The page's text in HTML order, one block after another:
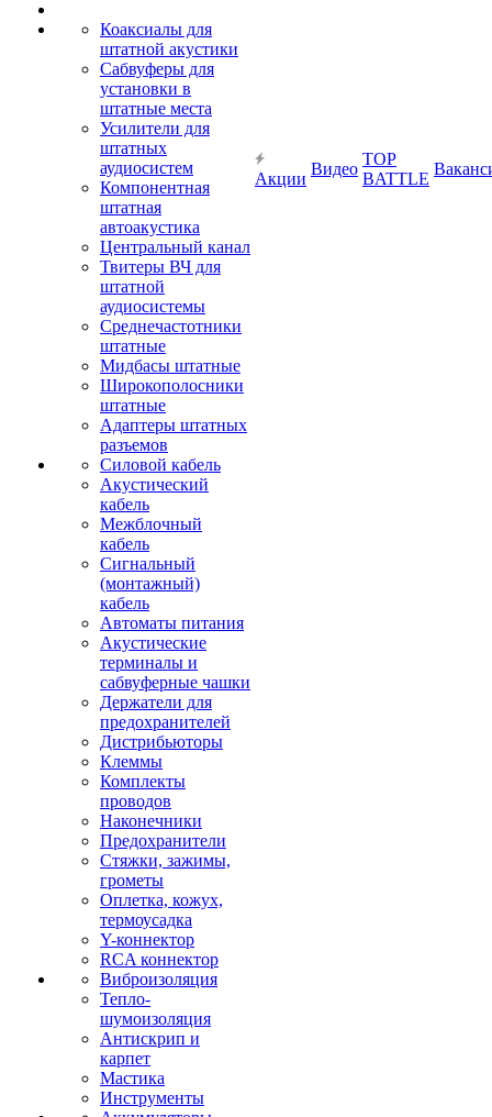
Коаксиалы для
штатной акустики
Сабвуферы для
установки в
штатные места
Усилители для
штатных
аудиосистем
Компонентная
штатная
автоакустика
Центральный канал
Твитеры ВЧ для
штатной
аудиосистемы
Среднечастотники
штатные
Мидбасы штатные
Широкополосники
штатные
Адаптеры штатных
разъемов
Силовой кабель
Акустический
кабель
Межблочный
кабель
Сигнальный
(монтажный)
кабель
Автоматы питания
Акустические
терминалы и
сабвуферные чашки
Держатели для
предохранителей
Дистрибьюторы
Клеммы
Комплекты
проводов
Наконечники
Предохранители
Стяжки, зажимы,
грометы
Оплетка, кожух,
термоусадка
Y-коннектор
RCA коннектор
Виброизоляция
Тепло-
шумоизоляция
Антискрип и
карпет
Мастика
Инструменты
Акции
Видео
TOP
BATTLE